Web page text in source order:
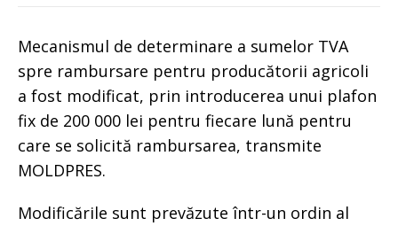
Mecanismul de determinare a sumelor TVA
spre rambursare pentru producătorii agricoli
a fost modificat, prin introducerea unui plafon
fix de 200 000 lei pentru fiecare lună pentru
care se solicită rambursarea, transmite
MOLDPRES.
Modificările sunt prevăzute într-un ordin al